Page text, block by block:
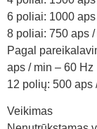
6 poliai: 1000
8 poliai: 750 aps
Pagal
aps / min – 60 Hz
12 polių: 500 aps
Veikimas